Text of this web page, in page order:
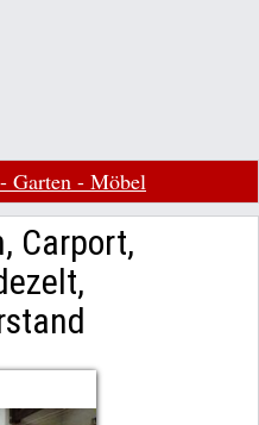
Garten - Möbel
Carport,